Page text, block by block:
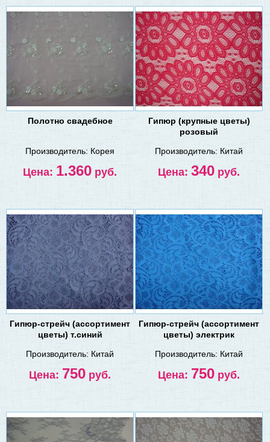
Полотно свадебное
Производитель: Корея
Цена: 1.360 руб.
Гипюр (крупные цветы)
розовый
Производитель: Китай
Цена: 340 руб.
Гипюр-стрейч (ассортимент
цветы) т.синий
Производитель: Китай
Цена: 750 руб.
Гипюр-стрейч (ассортимент
цветы) электрик
Производитель: Китай
Цена: 750 руб.